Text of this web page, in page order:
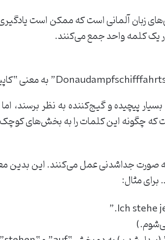
زبان آلمانی است که ممکن است
یک کلمه واحد جمع می‌کنند.
پیچیده و گیج‌کننده به نظر برسند،
که چگونه این کلمات را به بخش‌های
به صورت جداشدنی عمل می‌کنند. این
مثال: